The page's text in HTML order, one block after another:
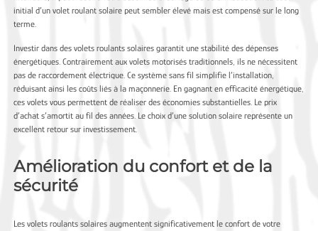
initial d’un volet roulant solaire peut sembler élevé mais est compensé sur le long
terme.
Investir dans des volets roulants solaires garantit une stabilité des dépenses
énergétiques. Contrairement aux volets motorisés traditionnels, ils ne nécessitent
pas de raccordement électrique. Ce système sans fil simplifie l’installation,
réduisant ainsi les coûts liés à la maçonnerie. En gagnant en efficacité énergétique,
ces volets vous permettent de réaliser des économies substantielles. Le prix
d’achat s’amortit au fil des années. Le choix d’une solution solaire représente un
excellent retour sur investissement.
Amélioration du confort et de la
sécurité
Les volets roulants solaires augmentent significativement le confort de votre